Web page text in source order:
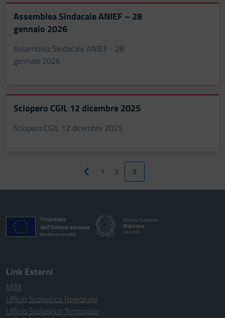
Assemblea Sindacale ANIEF – 28
gennaio 2026
Assemblea Sindacale ANIEF - 28
gennaio 2026
Sciopero CGIL 12 dicembre 2025
Sciopero CGIL 12 dicembre 2025
Pagina precedente
1 2 3
Istituto Superiore
Majorana
Palermo
Link Esterni
MIM
Ufficio Scolastico Regionale
Ufficio Scolastico Territoriale